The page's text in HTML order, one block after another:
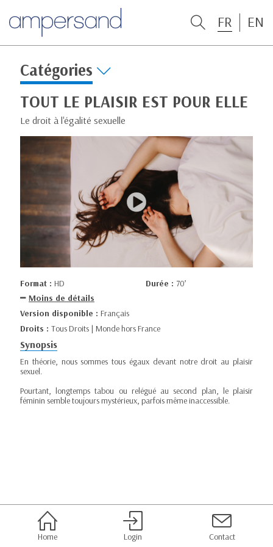
FR EN
Catégories
TOUT LE PLAISIR EST POUR ELLE
Le droit à l'égalité sexuelle
Format : HD Durée : 70’
Moins de détails
Version disponible : Français
Droits : Tous Droits | Monde hors France
Synopsis
En théorie, nous sommes tous égaux devant notre droit au plaisir
sexuel.
Pourtant, longtemps tabou ou relégué au second plan, le plaisir
féminin semble toujours mystérieux, parfois même inaccessible.
Home Login Contact